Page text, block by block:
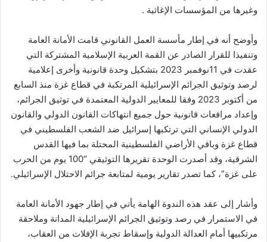
وغيرها من المؤسسات الإغاثية .
وأوضح أنه في إطار مأسسة العمل القانوني قامت الأمانة العامة
وتنفيذا للقرار الصادر عن القمة العربية الإسلامية المشتركة التي
عقدت في 11نوفمبر 2023 بتشكيل وحدة قانونية وأخرى إعلامية
لرصد وتوثيق الجرائم الإسرائيلية المرتكبة في قطاع غزة منذ السابع
من أكتوبر 2023 وفقا للمعايير الدولية المعتمدة في توثيق الجرائم،
وإعداد مرافعات قانونية حول جميع انتهاكات القانون الدولي والقانون
الدولي الإنساني التي ترتكبها إسرائيل ضد الشعب الفلسطيني في
قطاع غزة وباقي الأراضي الفلسطينية المحتلة بما فيها القدس
الشرقية، وقد أصدرت الوحدة تقريرها التوثيقي “100 يوم من الحرب
على غزة”، كما تصدر تقارير يومية لمتابعة جرائم الاحتلال الإسرائيلي.
وأشار إلى عقد هذه الندوة الهامة يأتي في إطار جهود الأمانة العامة
في الاستمرار في رصد وتوثيق الجرائم الإسرائيلية المدانة وملاحقة
مرتكبيها أمام العدالة الدولية وإسقاط تجربة الإفلات من العقاب،